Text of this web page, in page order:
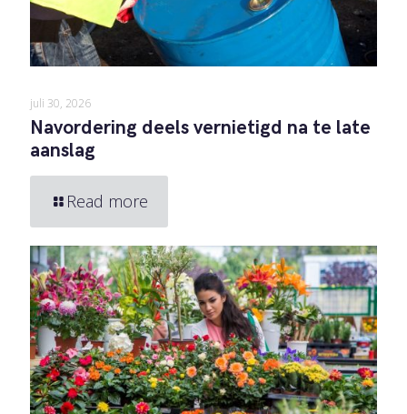
juli 30, 2026
Navordering deels vernietigd na te late
aanslag
Read more